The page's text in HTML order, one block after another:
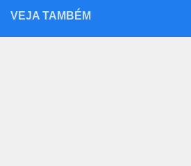
VEJA TAMBÉM